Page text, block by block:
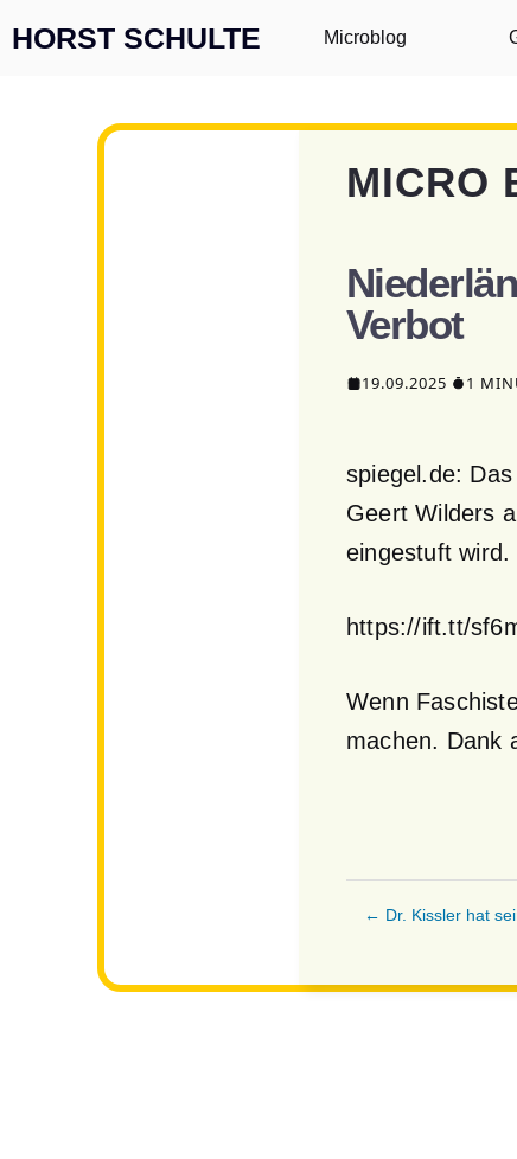
HORST SCHULTE Microblog
MICRO
Verbot
19.09.2025 1
spiegel.de:
Geert Wilders
eingestuft
https://ift.tt/
Wenn
machen. Dank
← Dr. Kissler hat